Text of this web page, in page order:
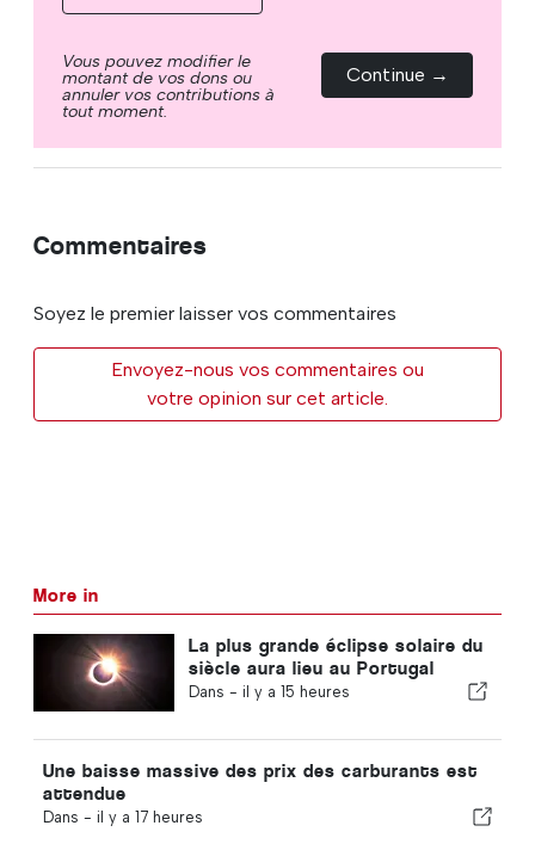
Vous pouvez modifier le
montant de vos dons ou
annuler vos contributions à
tout moment.
Continue →
Commentaires
Soyez le premier laisser vos commentaires
Envoyez-nous vos commentaires ou
votre opinion sur cet article.
More in
La plus grande éclipse solaire du
siècle aura lieu au Portugal
Dans - il y a 15 heures
Une baisse massive des prix des carburants est
attendue
Dans - il y a 17 heures